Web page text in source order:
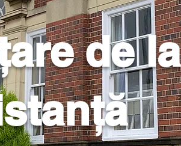
de la